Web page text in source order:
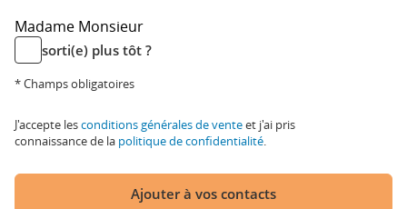
Madame Monsieur
sorti(e) plus tôt ?
* Champs obligatoires
J'accepte lesconditions générales de venteet j'ai pris
connaissance de la politique de confidentialité.
Ajouter à vos contacts